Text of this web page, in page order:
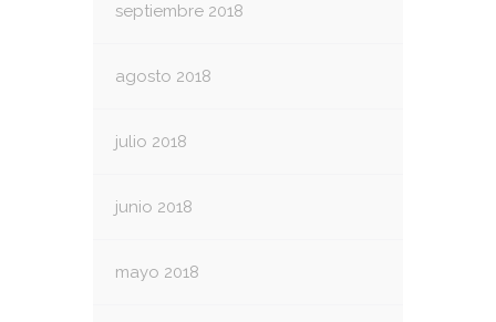
septiembre 2018
agosto 2018
julio 2018
junio 2018
mayo 2018